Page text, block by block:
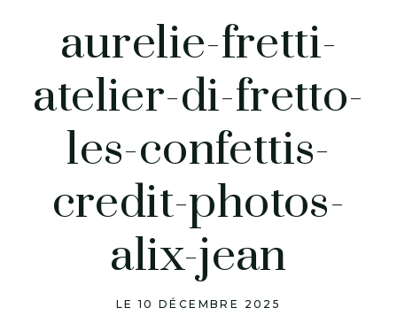
aurelie-fretti-
atelier-di-fretto-
les-confettis-
credit-photos-
alix-jean
LE 10 DÉCEMBRE 2025